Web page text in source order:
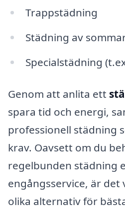
Trappstädning
Städning av
Specialstädning
Genom att anlita ett
spara tid och energi,
professionell städning
krav. Oavsett om du
regelbunden städning
engångsservice, är
olika alternativ för